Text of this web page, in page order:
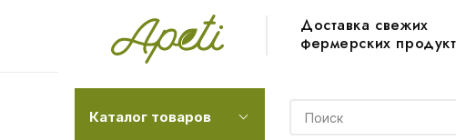
Доставка свежих
фермерских
Каталог товаров